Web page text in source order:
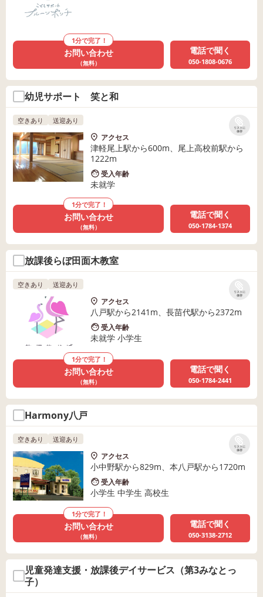
1分で完了！
お問い合わせ
（無料）
電話で聞く
050-1808-0676
幼児サポート 笑と和
リストに
保存
空きあり 送迎あり
アクセス
津軽尾上駅から600m、尾上高校前駅から
1222m
受入年齢
未就学
1分で完了！
お問い合わせ
（無料）
電話で聞く
050-1784-1374
放課後らぼ田面木教室
リストに
保存
空きあり 送迎あり
アクセス
八戸駅から2141m、長苗代駅から2372m
受入年齢
未就学 小学生
1分で完了！
お問い合わせ
（無料）
電話で聞く
050-1784-2441
Harmony八戸
リストに
保存
空きあり 送迎あり
アクセス
小中野駅から829m、本八戸駅から1720m
受入年齢
小学生 中学生 高校生
1分で完了！
お問い合わせ
（無料）
電話で聞く
050-3138-2712
児童発達支援・放課後デイサービス（第3みなとっ
子）